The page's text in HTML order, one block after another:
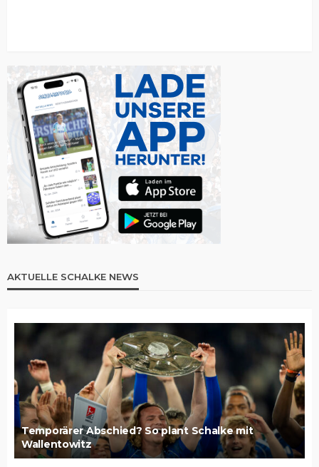
AKTUELLE SCHALKE NEWS
Temporärer Abschied? So plant Schalke mit
Wallentowitz